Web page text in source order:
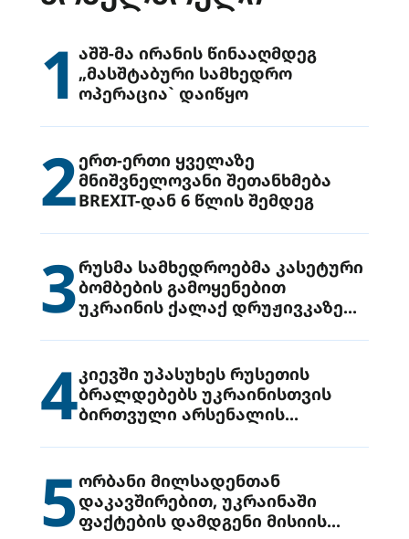
1 აშშ-მა ირანის წინააღმდეგ
„მასშტაბური სამხედრო
ოპერაცია` დაიწყო
2ერთ-ერთი ყველაზე
მნიშვნელოვანი შეთანხმება
BREXIT-დან 6 წლის შემდეგ
3რუსმა სამხედროებმა კასეტური
ბომბების გამოყენებით
უკრაინის ქალაქ დრუჟივკაზე
4კიევში უპასუხეს რუსეთის
ბრალდებებს უკრაინისთვის
ბირთვული არსენალის
5ორბანი მილსადენთან
დაკავშირებით, უკრაინაში
ფაქტების დამდგენი მისიის